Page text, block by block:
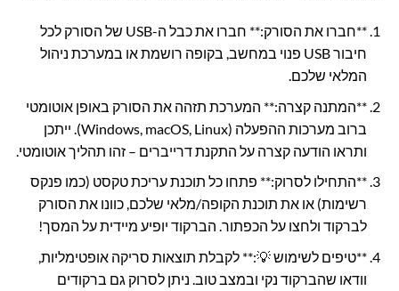
**חברו את הסורק:** חברו את כבל ה-USB של הסורק לכל
חיבור USB פנוי במחשב, בקופה רושמת או במערכת ניהול
המלאי שלכם.
**המתנה קצרה:** המערכת תזהה את הסורק באופן אוטומטי
ברוב מערכות ההפעלה (Windows, macOS, Linux). ייתכן
ותראו הודעה קצרה על התקנת דרייברים – זהו תהליך אוטומטי.
**התחילו לסרוק:** פתחו כל תוכנת עריכת טקסט (כמו פנקס
רשימות) או את תוכנת הקופה/מלאי שלכם, כוונו את הסורק
לברקוד ולחצו על הכפתור. הברקוד יופיע מיידית על המסך!
**טיפים לשימוש 💡:** לקבלת תוצאות סריקה אופטימליות,
וודאו שהברקוד נקי ובמצב טוב. ניתן לסרוק גם ברקודים